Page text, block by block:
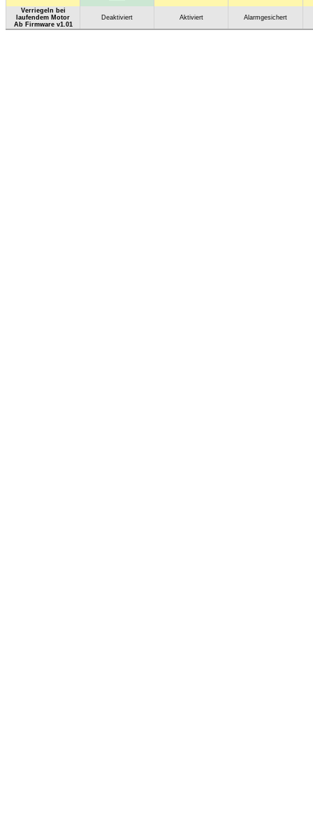
Verriegeln bei
laufendem Motor
Ab Firmware v1.01
Deaktiviert Aktiviert Alarmgesichert